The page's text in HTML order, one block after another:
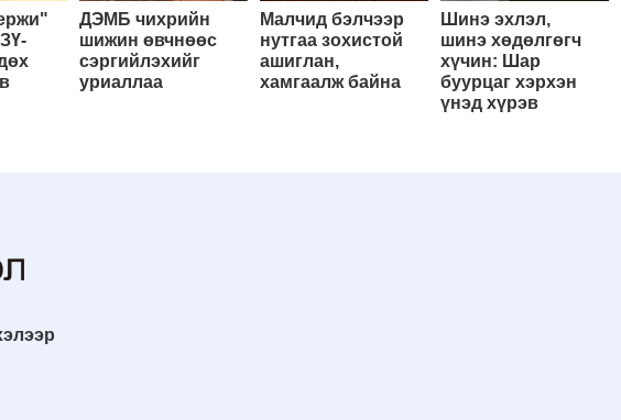
ДЭМБ чихрийн
шижин өвчнөөс
сэргийлэхийг
уриаллаа
Малчид бэлчээр
нутгаа зохистой
ашиглан,
хамгаалж байна
Шинэ эхлэл,
шинэ хөдөлгөгч
хүчин: Шар
буурцаг хэрхэн
үнэд хүрэв